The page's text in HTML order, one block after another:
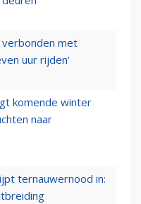
verbonden met
uur rijden'
komende winter
naar
ternauwernood in: